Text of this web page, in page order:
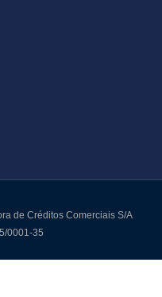
de Créditos Comerciais S/A
0001-35